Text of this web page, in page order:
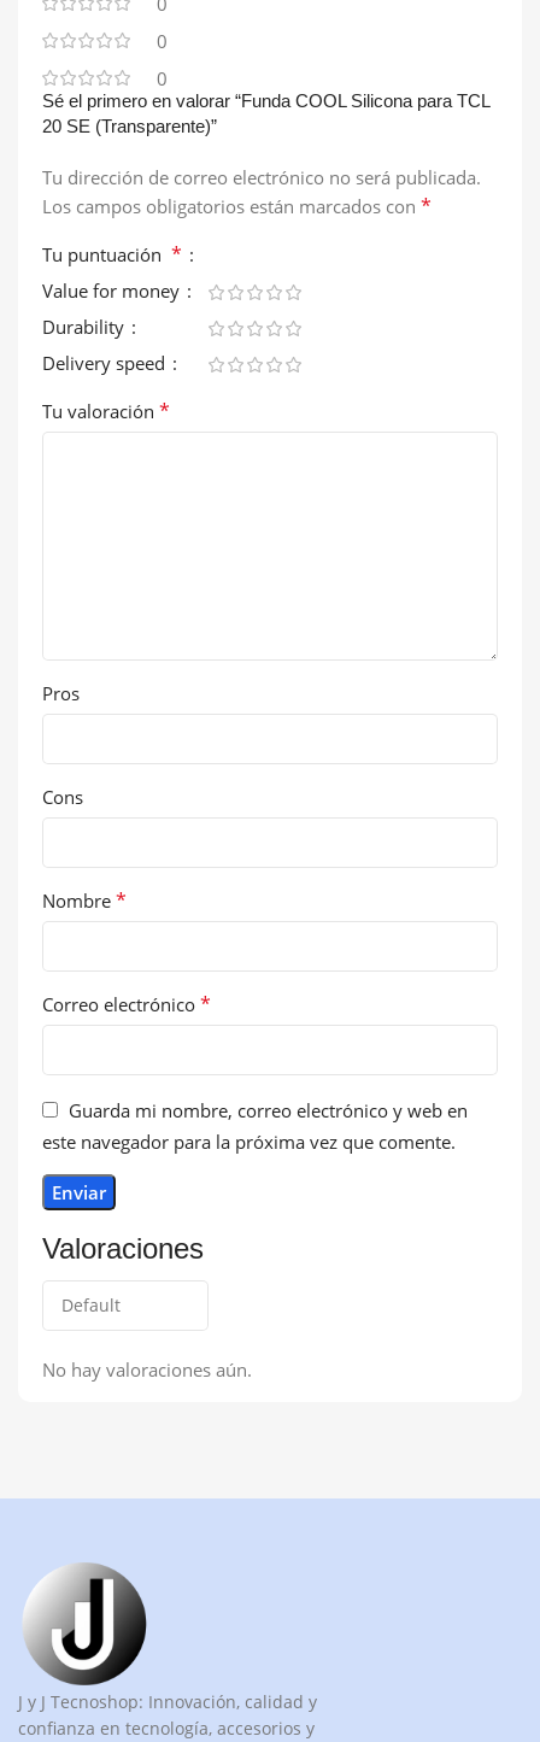
0
0
Valoraciones
No hay valoraciones aún.
Sé el primero en valorar “Funda COOL Silicona para TCL
20 SE (Transparente)”
Tu dirección de correo electrónico no será publicada.
Los campos obligatorios están marcados con *
Tu puntuación *
Value for money
Durability
Delivery speed
Tu valoración *
Pros
Cons
Nombre *
Correo electrónico *
Guarda mi nombre, correo electrónico y web en
este navegador para la próxima vez que comente.
J y J Tecnoshop: Innovación, calidad y
confianza en tecnología, accesorios y